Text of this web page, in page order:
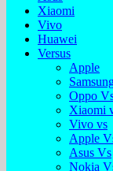
Xiaomi
Vivo
Huawei
Versus
Apple
Oppo
Xiaomi
Vivo vs
Apple
Asus Vs
Nokia